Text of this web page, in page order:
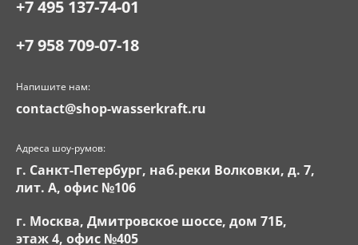
+7 495 137-74-01
+7 958 709-07-18
Напишите нам:
contact@shop-wasserkraft.ru
Адреса шоу-румов:
г. Санкт-Петербург, наб.реки Волковки, д. 7,
лит. А, офис №106
г. Москва, Дмитровское шоссе, дом 71Б,
этаж 4, офис №405